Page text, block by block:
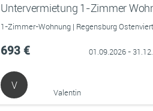
1-Zimmer-Wohnung | Regensburg
693 € 01.09.2026 -
V
Valentin